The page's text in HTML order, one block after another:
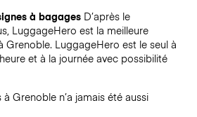
à bagages D’après le
LuggageHero est la meilleure
Grenoble. LuggageHero est le seul à
et à la journée avec possibilité
à Grenoblen’a jamais été aussi